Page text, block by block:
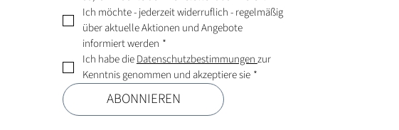
Ich möchte - jederzeit widerruflich - regelmäßig
über aktuelle Aktionen und Angebote
informiert werden *
Ich habe die Datenschutzbestimmungen zur
Kenntnis genommen und akzeptiere sie *
ABONNIEREN